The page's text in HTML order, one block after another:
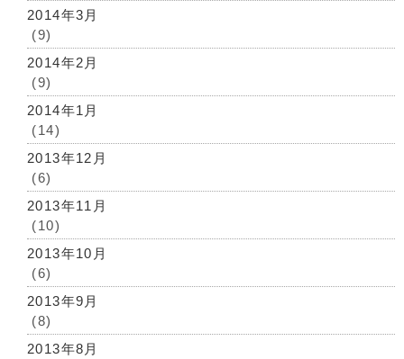
2014年3月
(9)
2014年2月
(9)
2014年1月
(14)
2013年12月
(6)
2013年11月
(10)
2013年10月
(6)
2013年9月
(8)
2013年8月